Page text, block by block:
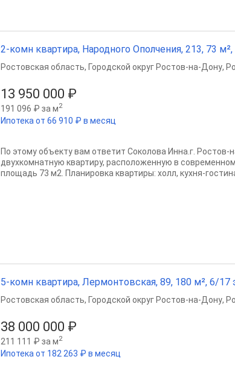
2-комн квартира, Народного Ополчения, 213, 73 м²,
13 950 000 ₽
191 096 ₽ за м2
Ипотека от 66 910 ₽ в месяц
Ростовская область, Городской округ Ростов-на-Дону,
По этому объекту вам ответит Соколова Инна.г.
двухкомнатную квартиру, расположенную в
площадь 73 м2. Планировка квартиры: холл, кухня-
5-комн квартира, Лермонтовская, 89, 180 м², 6/17
38 000 000 ₽
211 111 ₽ за м2
Ипотека от 182 263 ₽ в месяц
Ростовская область, Городской округ Ростов-на-Дону,